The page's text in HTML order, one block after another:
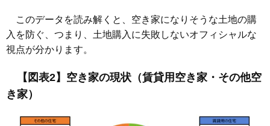
このデータを読み解くと、空き家になりそうな土地の購
入を防ぐ、つまり、土地購入に失敗しないオフィシャルな
視点が分かります。
【図表2】空き家の現状（賃貸用空き家・その他空
き家）